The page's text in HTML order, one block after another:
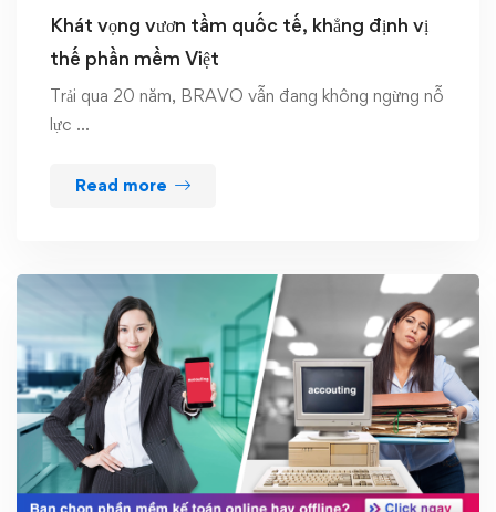
Khát vọng vươn tầm quốc tế, khẳng định vị
thế phần mềm Việt
Trải qua 20 năm, BRAVO vẫn đang không ngừng nỗ
lực …
Read more